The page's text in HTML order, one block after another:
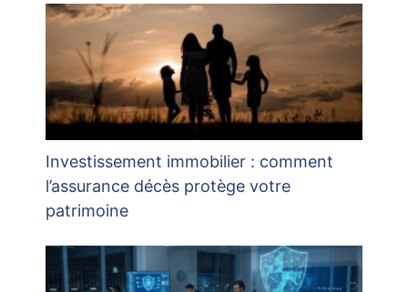
Investissement immobilier : comment
l’assurance décès protège votre
patrimoine